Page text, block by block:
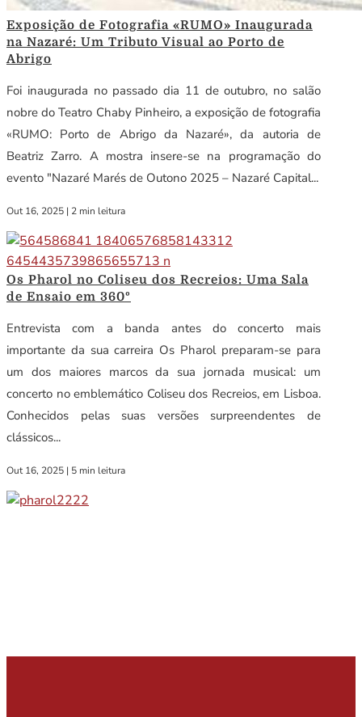
Exposição de Fotografia «RUMO» Inaugurada
na Nazaré: Um Tributo Visual ao Porto de
Abrigo
Foi inaugurada no passado dia 11 de outubro, no salão
nobre do Teatro Chaby Pinheiro, a exposição de fotografia
«RUMO: Porto de Abrigo da Nazaré», da autoria de
Beatriz Zarro. A mostra insere-se na programação do
evento "Nazaré Marés de Outono 2025 – Nazaré Capital...
Out 16, 2025 | 2 min leitura
Os Pharol no Coliseu dos Recreios: Uma Sala
de Ensaio em 360º
Entrevista com a banda antes do concerto mais
importante da sua carreira Os Pharol preparam-se para
um dos maiores marcos da sua jornada musical: um
concerto no emblemático Coliseu dos Recreios, em Lisboa.
Conhecidos pelas suas versões surpreendentes de
clássicos...
Out 16, 2025 | 5 min leitura